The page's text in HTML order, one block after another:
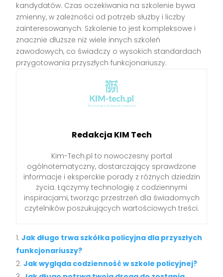
kandydatów. Czas oczekiwania na szkolenie bywa
zmienny, w zależności od potrzeb służby i liczby
zainteresowanych. Szkolenie to jest kompleksowe i
znacznie dłuższe niż wiele innych szkoleń
zawodowych, co świadczy o wysokich standardach
przygotowania przyszłych funkcjonariuszy.
Redakcja KIM Tech
Kim-Tech.pl to nowoczesny portal
ogólnotematyczny, dostarczający sprawdzone
informacje i eksperckie porady z różnych dziedzin
życia. Łączymy technologię z codziennymi
inspiracjami, tworząc przestrzeń dla świadomych
czytelników poszukujących wartościowych treści.
Jak długo trwa szkółka policyjna dla przyszłych
funkcjonariuszy?
Jak wygląda codzienność w szkole policyjnej?